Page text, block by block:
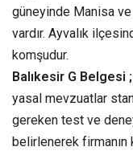
güneyinde Manisa
vardır. Ayvalık
komşudur.
Balıkesir G Belgesi ;
yasal mevzuatlar
gereken test ve
belirlenerek